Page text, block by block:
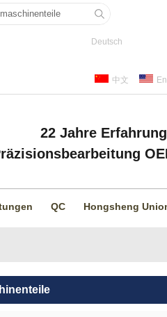
Deutsch
中文
22 Jahre Erfahrung
QC Hongsheng